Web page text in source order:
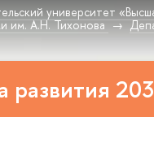
университет
им. А.Н. Тихонова
развития